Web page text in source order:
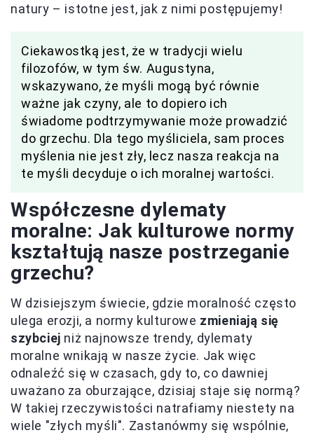
natury – istotne jest, jak z nimi postępujemy!
Ciekawostką jest, że w tradycji wielu
filozofów, w tym św. Augustyna,
wskazywano, że myśli mogą być równie
ważne jak czyny, ale to dopiero ich
świadome podtrzymywanie może prowadzić
do grzechu. Dla tego myśliciela, sam proces
myślenia nie jest zły, lecz nasza reakcja na
te myśli decyduje o ich moralnej wartości.
Współczesne dylematy
moralne: Jak kulturowe normy
kształtują nasze postrzeganie
grzechu?
W dzisiejszym świecie, gdzie moralność często
ulega erozji, a normy kulturowe zmieniają się
szybciej niż najnowsze trendy, dylematy
moralne wnikają w nasze życie. Jak więc
odnaleźć się w czasach, gdy to, co dawniej
uważano za oburzające, dzisiaj staje się normą?
W takiej rzeczywistości natrafiamy niestety na
wiele "złych myśli". Zastanówmy się wspólnie,